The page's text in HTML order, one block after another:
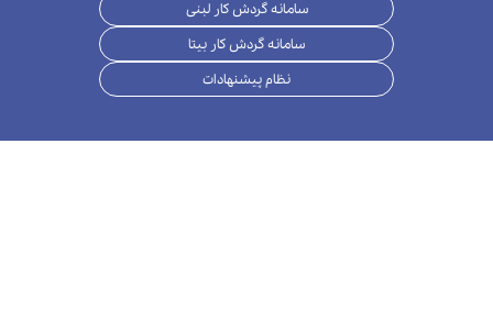
سامانه گردش کار لبنی
سامانه گردش کار بیتا
نظام پیشنهادات